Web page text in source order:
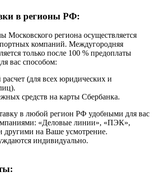
в регионы РФ:
Московского региона осуществляется
компаний. Междугородняя
только после 100 % предоплаты
вас способом:
(для всех юридических и
средств на карты Сбербанка.
в любой регион РФ удобными для вас
«Деловые линии», «ПЭК»,
на Ваше усмотрение.
индивидуально.